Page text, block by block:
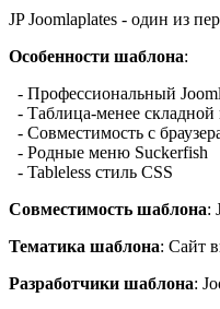
JP Joomlaplates - один из
Особенности шаблона:
- Профессиональный
- Таблица-менее складной
- Совместимость с
- Родные меню Suckerfish
- Tableless стиль CSS
Совместимость шаблона:
Тематика шаблона: Сайт
Разработчики шаблона: